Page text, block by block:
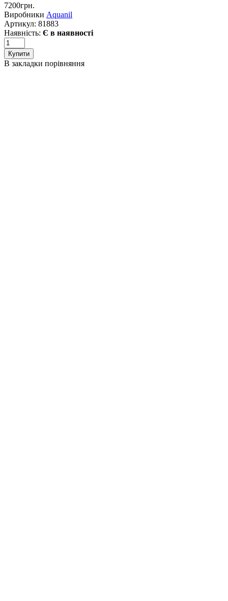
7200грн.
Виробники Aquanil
Артикул: 81883
Наявність: Є в наявності
В закладки порівняння